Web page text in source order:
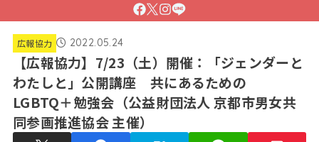
広報協力 2022.05.24
【広報協力】7/23（土）開催：「ジェンダーと
わたしと」公開講座 共にあるための
LGBTQ＋勉強会（公益財団法人 京都市男女共
同参画推進協会 主催）